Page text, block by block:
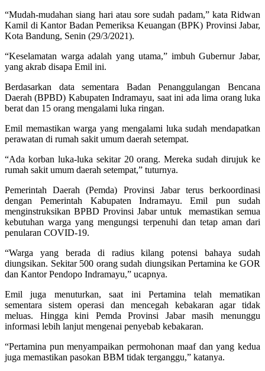
“Mudah-mudahan siang hari atau sore sudah padam,” kata Ridwan
Kamil di Kantor Badan Pemeriksa Keuangan (BPK) Provinsi Jabar,
Kota Bandung, Senin (29/3/2021).
“Keselamatan warga adalah yang utama,” imbuh Gubernur Jabar,
yang akrab disapa Emil ini.
Berdasarkan data sementara Badan Penanggulangan Bencana
Daerah (BPBD) Kabupaten Indramayu, saat ini ada lima orang luka
berat dan 15 orang mengalami luka ringan.
Emil memastikan warga yang mengalami luka sudah mendapatkan
perawatan di rumah sakit umum daerah setempat.
“Ada korban luka-luka sekitar 20 orang. Mereka sudah dirujuk ke
rumah sakit umum daerah setempat,” tuturnya.
Pemerintah Daerah (Pemda) Provinsi Jabar terus berkoordinasi
dengan Pemerintah Kabupaten Indramayu. Emil pun sudah
menginstruksikan BPBD Provinsi Jabar untuk memastikan semua
kebutuhan warga yang mengungsi terpenuhi dan tetap aman dari
penularan COVID-19.
“Warga yang berada di radius kilang potensi bahaya sudah
diungsikan. Sekitar 500 orang sudah diungsikan Pertamina ke GOR
dan Kantor Pendopo Indramayu,” ucapnya.
Emil juga menuturkan, saat ini Pertamina telah mematikan
sementara sistem operasi dan mencegah kebakaran agar tidak
meluas. Hingga kini Pemda Provinsi Jabar masih menunggu
informasi lebih lanjut mengenai penyebab kebakaran.
“Pertamina pun menyampaikan permohonan maaf dan yang kedua
juga memastikan pasokan BBM tidak terganggu,” katanya.